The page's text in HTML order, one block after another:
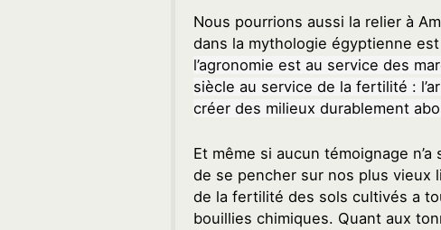
Nous pourrions aussi la relier à
dans la mythologie égyptienne
l’agronomie est au service des
siècle au service de la fertilité :
créer des milieux durablement
Et même si aucun témoignage
de se pencher sur nos plus vieux
de la fertilité des sols cultivés a
bouillies chimiques. Quant aux